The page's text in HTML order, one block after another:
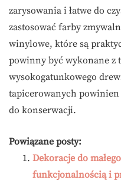
zarysowania i łatwe do
zastosować farby
winylowe, które są
powinny być wykonane z
wysokogatunkowego
tapicerowanych powinien
do konserwacji.
Powiązane posty:
Dekoracje do
funkcjonalnością i